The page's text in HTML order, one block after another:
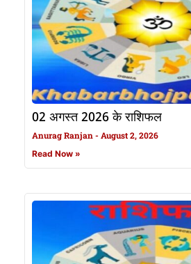
02 अगस्त 2026 के राशिफल
Anurag Ranjan August 2, 2026
Read Now »